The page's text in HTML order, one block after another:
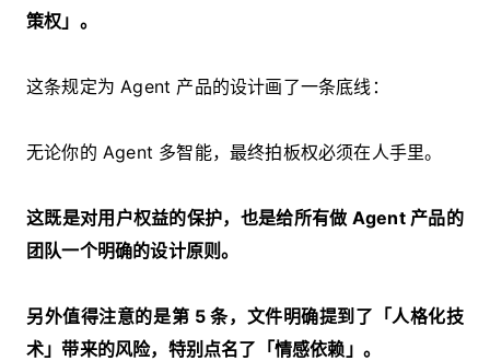
策权」。
这条规定为 Agent 产品的设计画了一条底线：
无论你的 Agent 多智能，最终拍板权必须在人手里。
这既是对用户权益的保护，也是给所有做 Agent 产品的
团队一个明确的设计原则。
另外值得注意的是第 5 条，文件明确提到了「人格化技
术」带来的风险，特别点名了「情感依赖」。